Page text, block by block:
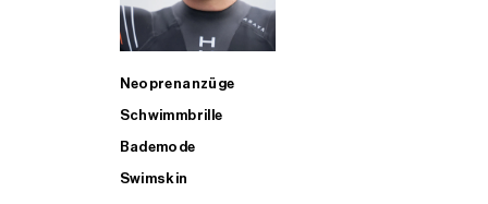
Neoprenanzüge
Schwimmbrille
Bademode
Swimskin